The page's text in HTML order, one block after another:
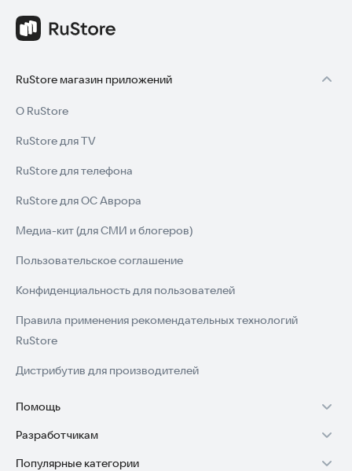
RuStore магазин приложений
О RuStore
RuStore для TV
RuStore для телефона
RuStore для ОС Аврора
Медиа-кит (для СМИ и блогеров)
Пользовательское соглашение
Конфиденциальность для пользователей
Правила применения рекомендательных технологий
RuStore
Дистрибутив для производителей
Помощь
Установка RuStore на TV
Установка RuStore на телефон
Разработчикам
Зарабатывать с RuStore
Популярные категории